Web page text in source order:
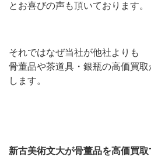
とお喜びの声も頂いております。
それではなぜ当社が他社よりも
骨董品や茶道具・銀瓶の高価買
します。
新古美術文大が骨董品を高価買